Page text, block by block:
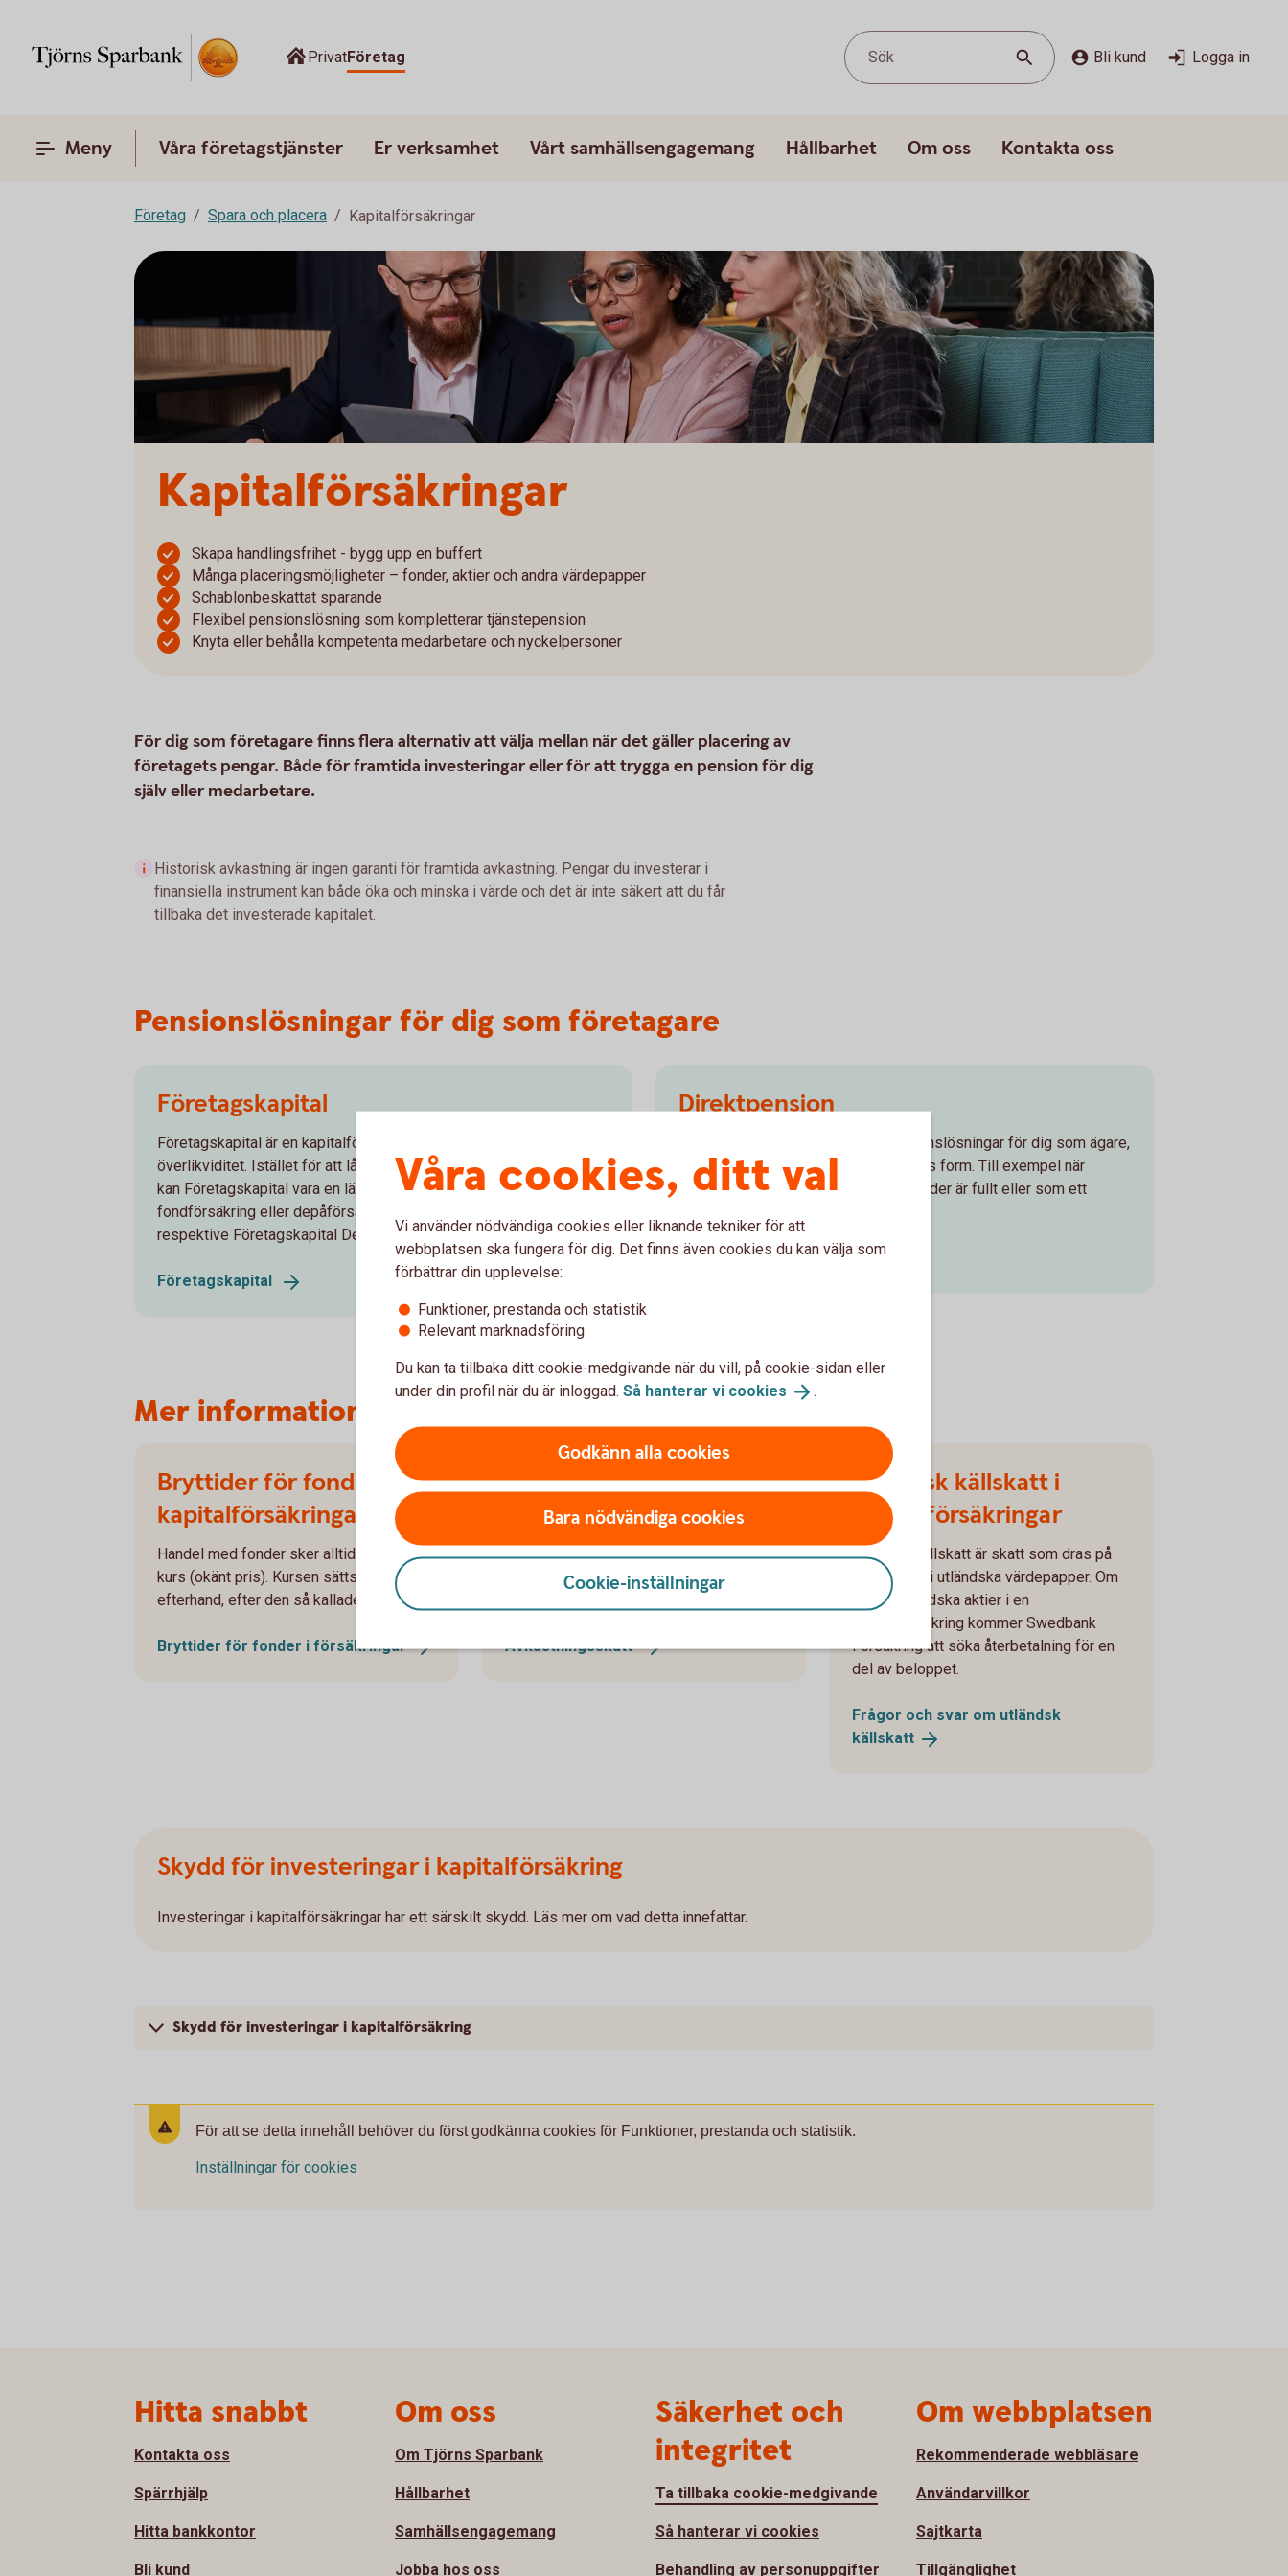
PrivatFöretag Sök Bli kund Logga in
Meny Våra företagstjänster Er verksamhet Vårt samhällsengagemang Hållbarhet Om oss Kontakta oss
Företag Spara och placera Kapitalförsäkringar
Kapitalförsäkringar
Skapa handlingsfrihet - bygg upp en buffert
Många placeringsmöjligheter – fonder, aktier och andra värdepapper
Schablonbeskattat sparande
Flexibel pensionslösning som kompletterar tjänstepension
Knyta eller behålla kompetenta medarbetare och nyckelpersoner
För dig som företagare finns flera alternativ att välja mellan när det gäller placering av
företagets pengar. Både för framtida investeringar eller för att trygga en pension för dig
själv eller medarbetare.
Historisk avkastning är ingen garanti för framtida avkastning. Pengar du investerar i
finansiella instrument kan både öka och minska i värde och det är inte säkert att du får
tillbaka det investerade kapitalet.
Pensionslösningar för dig som företagare
Företagskapital
Företagskapital är en kapitalförsäkring för företag med
överlikviditet. Istället för att låta pengarna stå på ett företagskonto
kan Företagskapital vara en lämplig form av kapitalplacering. Välj
fondförsäkring eller depåförsäkring - Företagskapital Fond
respektive Företagskapital Depå.
Företagskapital
Direktpension
Det finns möjlighet till flexibla pensionslösningar för dig som ägare,
där man använder kapitalförsäkringens form. Till exempel när
avdragsutrymmet för pensionskostnader är fullt eller som ett
Direktpension
Mer information om kapitalförsäkringar företag
Bryttider för fonder i
kapitalförsäkringar
Handel med fonder sker alltid till okänd
kurs (okänt pris). Kursen sätts först i
efterhand, efter den så kallade bryttiden.
Bryttider för fonder i försäkringar
Avkastningsskatt för
kapitalförsäkringar
I en kapitalförsäkring betalar man en årlig
avkastningsskatt, vilket gör att pengarna
Avkastningsskatt
Utländsk källskatt i
kapitalförsäkringar
Utländsk källskatt är skatt som dras på
utdelningar i utländska värdepapper. Om
du har utländska aktier i en
kapitalförsäkring kommer Swedbank
Försäkring att söka återbetalning för en
del av beloppet.
Frågor och svar om utländsk
källskatt
Skydd för investeringar i kapitalförsäkring
Investeringar i kapitalförsäkringar har ett särskilt skydd. Läs mer om vad detta innefattar.
Skydd för investeringar i kapitalförsäkring
För att se detta innehåll behöver du först godkänna cookies för Funktioner, prestanda och statistik.
Inställningar för cookies
Våra cookies, ditt val
Vi använder nödvändiga cookies eller liknande tekniker för att
webbplatsen ska fungera för dig. Det finns även cookies du kan välja som
förbättrar din upplevelse:
Funktioner, prestanda och statistik
Relevant marknadsföring
Du kan ta tillbaka ditt cookie-medgivande när du vill, på cookie-sidan eller
under din profil när du är inloggad. Så hanterar vi cookies .
Godkänn alla cookies
Bara nödvändiga cookies
Cookie-inställningar
Hitta snabbt
Kontakta oss
Spärrhjälp
Hitta bankkontor
Bli kund
Om oss
Om Tjörns Sparbank
Hållbarhet
Samhällsengagemang
Jobba hos oss
Säkerhet och
integritet
Ta tillbaka cookie-medgivande
Så hanterar vi cookies
Behandling av personuppgifter
Om webbplatsen
Rekommenderade webbläsare
Användarvillkor
Sajtkarta
Tillgänglighet